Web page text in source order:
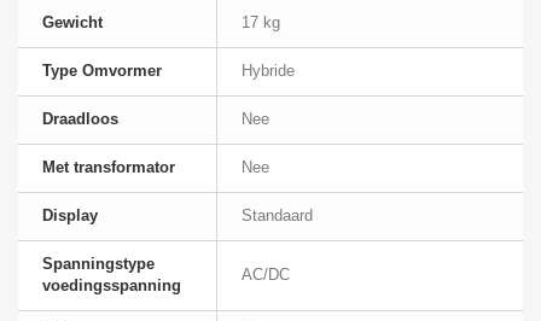
Gewicht 17 kg
Type Omvormer Hybride
Draadloos Nee
Met transformator Nee
Display Standaard
Spanningstype
voedingsspanning
AC/DC